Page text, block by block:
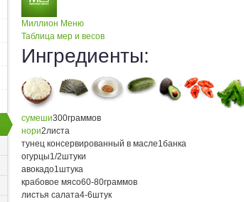
Миллион Меню
Таблица мер и весов
Ингредиенты:
сумеши300граммов
нори2листа
тунец консервированный в масле1банка
огурцы1/2штуки
авокадо1штука
крабовое мясо60-80граммов
листья салата4-6штук